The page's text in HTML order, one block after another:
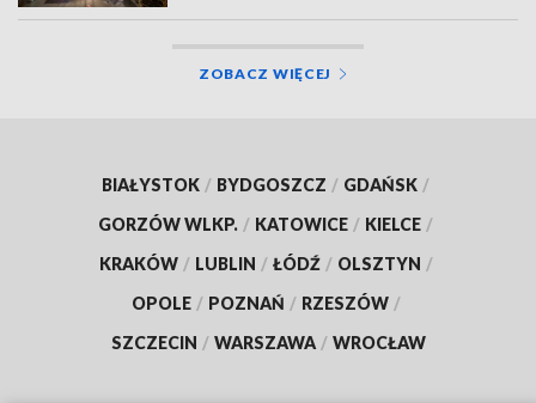
ZOBACZ WIĘCEJ
BIAŁYSTOK / BYDGOSZCZ / GDAŃSK /
GORZÓW WLKP. / KATOWICE / KIELCE /
KRAKÓW / LUBLIN / ŁÓDŹ / OLSZTYN /
OPOLE / POZNAŃ / RZESZÓW /
SZCZECIN / WARSZAWA / WROCŁAW